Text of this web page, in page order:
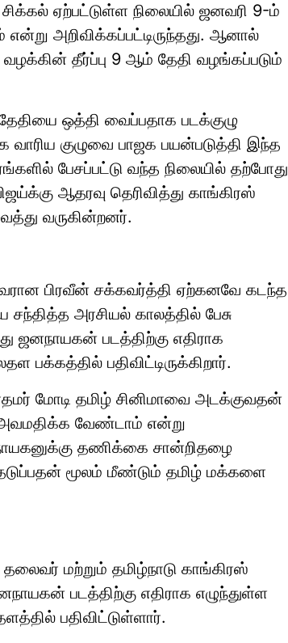
ஏற்பட்டுள்ள நிலையில் ஜனவரி 9-ம்
அறிவிக்கப்பட்டிருந்தது. ஆனால்
தீர்ப்பு 9 ஆம் தேதி வழங்கப்படும்
ஒத்தி வைப்பதாக படக்குழு
குழுவை பாஜக பயன்படுத்தி இந்த
பேசப்பட்டு வந்த நிலையில் தற்போது
ஆதரவு தெரிவித்து காங்கிரஸ்
வருகின்றனர்.
பிரவீன் சக்கவர்த்தி ஏற்கனவே கடந்த
அரசியல் காலத்தில் பேசு
படத்திற்கு எதிராக
பக்கத்தில் பதிவிட்டிருக்கிறார்.
மோடி தமிழ் சினிமாவை அடக்குவதன்
அவமதிக்க வேண்டாம் என்று
தணிக்கை சான்றிதழை
மூலம் மீண்டும் தமிழ் மக்களை
மற்றும் தமிழ்நாடு காங்கிரஸ்
படத்திற்கு எதிராக எழுந்துள்ள
பதிவிட்டுள்ளார்.